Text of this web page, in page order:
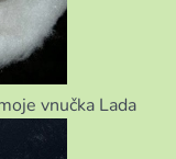
vnučka Lada